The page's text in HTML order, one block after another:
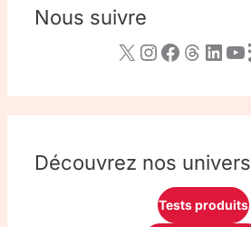
Nous suivre
Découvrez nos univers
Tests produits